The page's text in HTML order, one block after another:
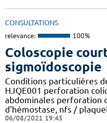
CONSULTATIONS
relevance: 100%
Coloscopie
sigmoïdoscopie
Conditions particulières
HJQE001 perforation
abdominales perforation
d'hémostase, nfs /
06/08/2021 19:45